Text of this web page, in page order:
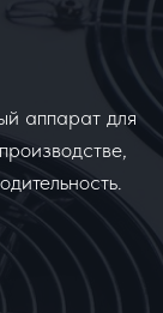
аппарат для